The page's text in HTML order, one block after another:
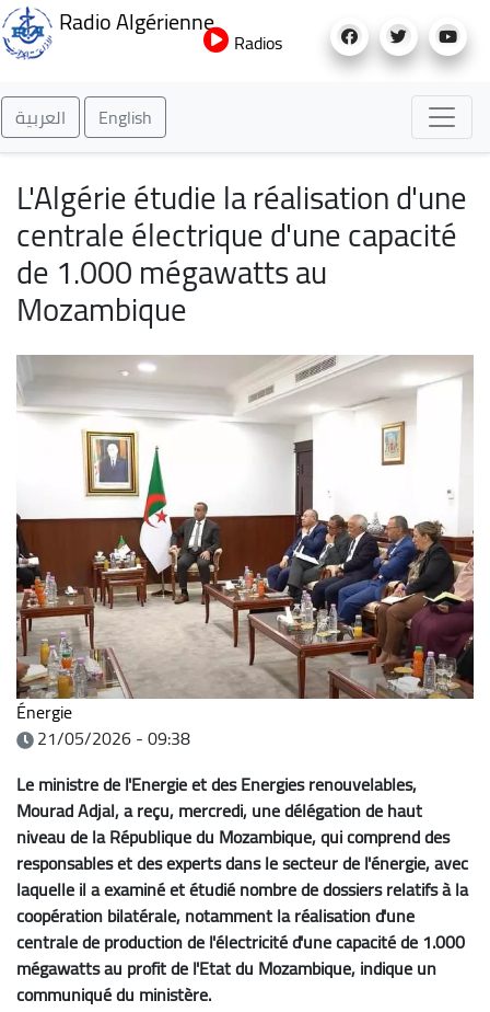
au
Radio Algérienne
Radios
العربية English
L'Algérie étudie la réalisation d'une
centrale électrique d'une capacité
de 1.000 mégawatts au
Mozambique
Énergie
21/05/2026 - 09:38
Le ministre de l'Energie et des Energies renouvelables,
Mourad Adjal, a reçu, mercredi, une délégation de haut
niveau de la République du Mozambique, qui comprend des
responsables et des experts dans le secteur de l'énergie, avec
laquelle il a examiné et étudié nombre de dossiers relatifs à la
coopération bilatérale, notamment la réalisation d'une
centrale de production de l'électricité d'une capacité de 1.000
mégawatts au profit de l'Etat du Mozambique, indique un
communiqué du ministère.